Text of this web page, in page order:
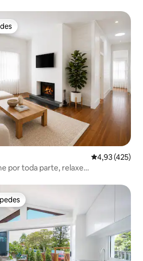
4,93 de uma
4,93 (425)
por toda parte, relaxe
dos hóspedes